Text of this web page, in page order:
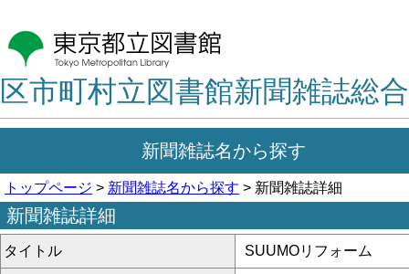
区市町村立図書館新聞雑誌総
新聞雑誌名から探す
トップページ > 新聞雑誌名から探す > 新聞雑誌詳細
新聞雑誌詳細
タイトル SUUMOリフォーム